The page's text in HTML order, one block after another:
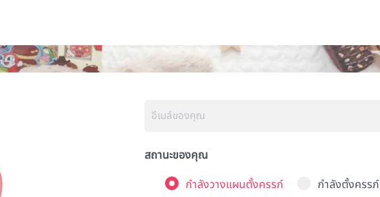
สถานะของคุณ
กำลังวางแผนตั้งครรภ์
กำลังตั้งครรภ์